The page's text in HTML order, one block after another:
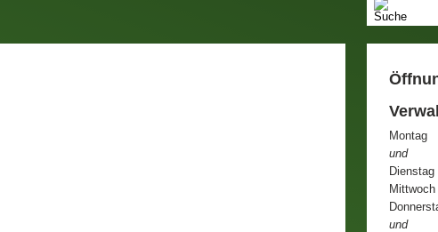
Montag
und
Dienstag
Mittwoch
und